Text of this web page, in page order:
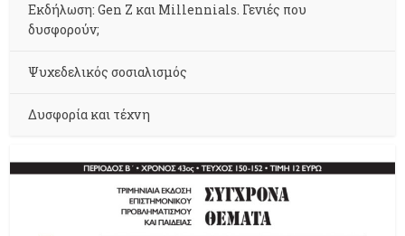
Εκδήλωση: Gen Z και Millennials. Γενιές που
δυσφορούν;
Ψυχεδελικός σοσιαλισμός
Δυσφορία και τέχνη